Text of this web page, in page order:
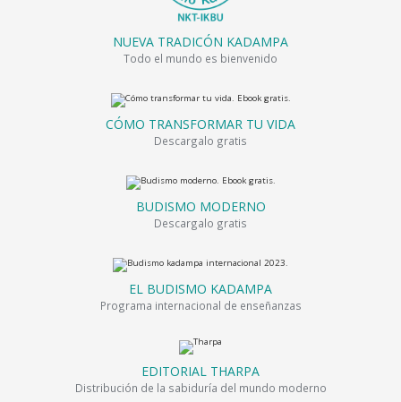
NUEVA TRADICÓN KADAMPA
Todo el mundo es bienvenido
CÓMO TRANSFORMAR TU VIDA
Descargalo gratis
BUDISMO MODERNO
Descargalo gratis
EL BUDISMO KADAMPA
Programa internacional de enseñanzas
EDITORIAL THARPA
Distribución de la sabiduría del mundo moderno